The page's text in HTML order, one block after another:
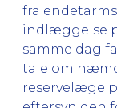
fra
indlæggelse
samme dag
tale om
reservelæge